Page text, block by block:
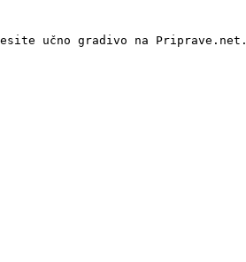
učno gradivo na Priprave.net.